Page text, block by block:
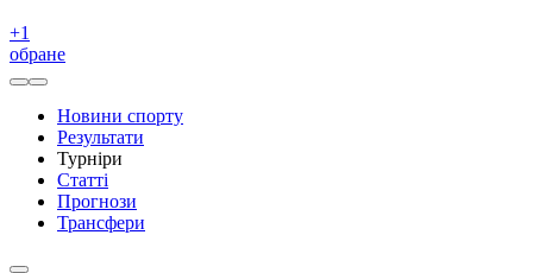
+1
обране
Новини спорту
Результати
Турніри
Статті
Прогнози
Трансфери